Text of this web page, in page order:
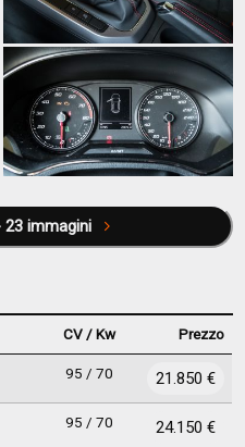
Tutta la gallery - 23 immagini
CV / Kw Prezzo
95 / 70 21.850 €
95 / 70 24.150 €